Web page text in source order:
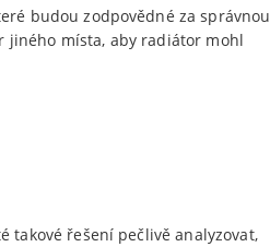
budou zodpovědné za správnou
jiného místa, aby radiátor mohl
takové řešení pečlivě analyzovat,